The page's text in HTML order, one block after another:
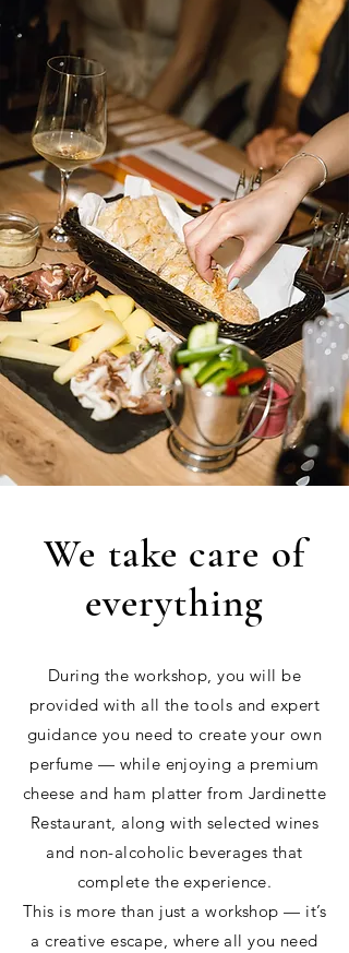
We take care of
everything
During the workshop, you will be
provided with all the tools and expert
guidance you need to create your own
perfume — while enjoying a premium
cheese and ham platter from Jardinette
Restaurant, along with selected wines
and non-alcoholic beverages that
complete the experience.
This is more than just a workshop — it’s
a creative escape, where all you need